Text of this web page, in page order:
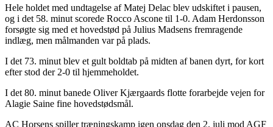
Hele holdet med undtagelse af Matej Delac blev udskiftet i pausen,
og i det 58. minut scorede Rocco Ascone til 1-0. Adam Herdonsson
forsøgte sig med et hovedstød på Julius Madsens fremragende
indlæg, men målmanden var på plads.
I det 73. minut blev et gult boldtab på midten af banen dyrt, for kort
efter stod der 2-0 til hjemmeholdet.
I det 80. minut banede Oliver Kjærgaards flotte forarbejde vejen for
Alagie Saine fine hovedstødsmål.
AC Horsens spiller træningskamp igen onsdag den 2. juli mod AGF